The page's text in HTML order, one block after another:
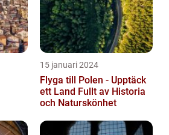
15 januari 2024
Flyga till Polen - Upptäck
ett Land Fullt av Historia
och Naturskönhet